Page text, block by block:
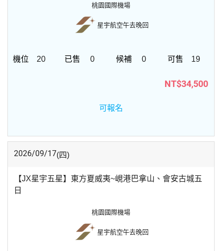
桃園國際機場
星宇航空午去晚回
20 0 0 19
NT$34,500
可報名
2026/09/17(四)
【JX星宇五星】東方夏威夷~峴港巴拿山、會安古城五
日
桃園國際機場
星宇航空午去晚回